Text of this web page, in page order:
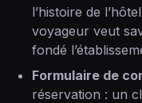
l’histoire de
voyageur veut
fondé
Formulaire de
réservation : un